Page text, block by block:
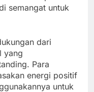
semangat untuk
dari
yang
Para
energi positif
untuk